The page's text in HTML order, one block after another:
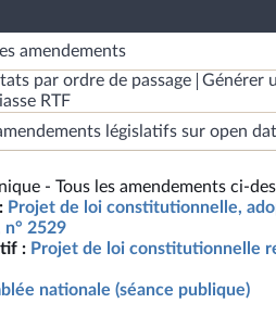
amendements
par ordre de passage
Générer
RTF
législatifs sur open
- Tous les amendements ci-
Projet de loi constitutionnelle,
n° 2529
: Projet de loi constitutionnelle
nationale (séance publique)